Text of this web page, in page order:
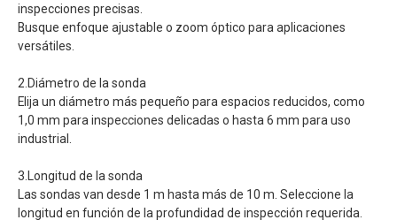
inspecciones precisas.
Busque enfoque ajustable o zoom óptico para aplicaciones
versátiles.
2.Diámetro de la sonda
Elija un diámetro más pequeño para espacios reducidos, como
1,0 mm para inspecciones delicadas o hasta 6 mm para uso
industrial.
3.Longitud de la sonda
Las sondas van desde 1 m hasta más de 10 m. Seleccione la
longitud en función de la profundidad de inspección requerida.